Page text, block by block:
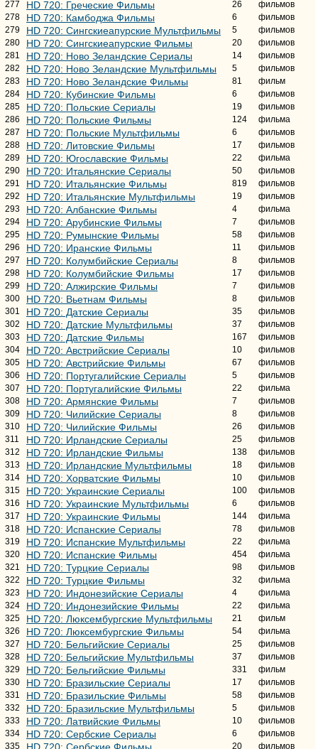
277
HD 720: Греческие Фильмы 26
фильмов
278
HD 720: Камбоджа Фильмы 6
фильмов
279
HD 720: Сингскиеапурские Мультфильмы 5
фильмов
280
HD 720: Сингскиеапурские Фильмы 20
фильмов
281
HD 720: Ново Зеландские Сериалы 14
фильмов
282
HD 720: Ново Зеландские Мультфильмы 5
фильмов
283
HD 720: Ново Зеландские Фильмы 81
фильм
284
HD 720: Кубинские Фильмы 6
фильмов
285
HD 720: Польские Сериалы 19
фильмов
286
HD 720: Польские Фильмы 124
фильма
287
HD 720: Польские Мультфильмы 6
фильмов
288
HD 720: Литовские Фильмы 17
фильмов
289
HD 720: Югославские Фильмы 22
фильма
290
HD 720: Итальянские Сериалы 50
фильмов
291
HD 720: Итальянские Фильмы 819
фильмов
292
HD 720: Итальянские Мультфильмы 19
фильмов
293
HD 720: Албанские Фильмы 4
фильма
294
HD 720: Арубинские Фильмы 7
фильмов
295
HD 720: Румынские Фильмы 58
фильмов
296
HD 720: Иранские Фильмы 11
фильмов
297
HD 720: Колумбийские Сериалы 8
фильмов
298
HD 720: Колумбийские Фильмы 17
фильмов
299
HD 720: Алжирские Фильмы 7
фильмов
300
HD 720: Вьетнам Фильмы 8
фильмов
301
HD 720: Датские Сериалы 35
фильмов
302
HD 720: Датские Мультфильмы 37
фильмов
303
HD 720: Датские Фильмы 167
фильмов
304
HD 720: Австрийские Сериалы 10
фильмов
305
HD 720: Австрийские Фильмы 67
фильмов
306
HD 720: Португалийские Сериалы 5
фильмов
307
HD 720: Португалийские Фильмы 22
фильма
308
HD 720: Армянские Фильмы 7
фильмов
309
HD 720: Чилийские Сериалы 8
фильмов
310
HD 720: Чилийские Фильмы 26
фильмов
311
HD 720: Ирландские Сериалы 25
фильмов
312
HD 720: Ирландские Фильмы 138
фильмов
313
HD 720: Ирландские Мультфильмы 18
фильмов
314
HD 720: Хорватские Фильмы 10
фильмов
315
HD 720: Украинские Сериалы 100
фильмов
316
HD 720: Украинские Мультфильмы 6
фильмов
317
HD 720: Украинские Фильмы 144
фильма
318
HD 720: Испанские Сериалы 78
фильмов
319
HD 720: Испанские Мультфильмы 22
фильма
320
HD 720: Испанские Фильмы 454
фильма
321
HD 720: Турцкие Сериалы 98
фильмов
322
HD 720: Турцкие Фильмы 32
фильма
323
HD 720: Индонезийские Сериалы 4
фильма
324
HD 720: Индонезийские Фильмы 22
фильма
325
HD 720: Люксембургские Мультфильмы 21
фильм
326
HD 720: Люксембургские Фильмы 54
фильма
327
HD 720: Бельгийские Сериалы 25
фильмов
328
HD 720: Бельгийские Мультфильмы 37
фильмов
329
HD 720: Бельгийские Фильмы 331
фильм
330
HD 720: Бразильские Сериалы 17
фильмов
331
HD 720: Бразильские Фильмы 58
фильмов
332
HD 720: Бразильские Мультфильмы 5
фильмов
333
HD 720: Латвийские Фильмы 10
фильмов
334
HD 720: Сербские Сериалы 6
фильмов
335
20
фильмов